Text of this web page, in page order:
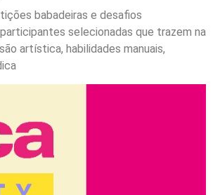
babadeiras e desafios
selecionadas que trazem na
artística, habilidades manuais,